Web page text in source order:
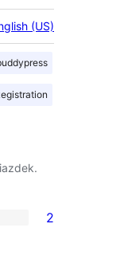
(US)
2